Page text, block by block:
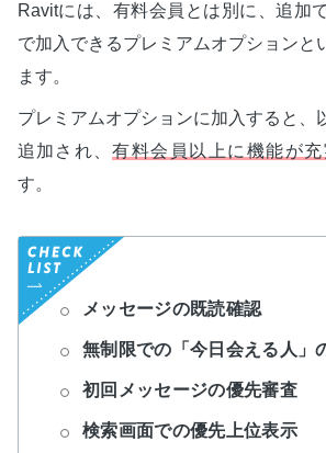
Ravitには、有料会員とは別に、追加
で加入できるプレミアムオプションと
ます。
プレミアムオプションに加入すると、
追加され、 有料会員以上に機能が
す。
メッセージの既読確認
無制限での「今日会える人」
初回メッセージの優先審査
検索画面での優先上位表示